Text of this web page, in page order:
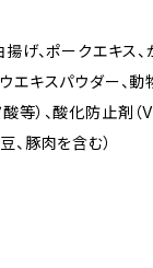
揚げ、ポークエキス
エキスパウダー、動
等）、酸化防止剤（V
、豚肉を含む）